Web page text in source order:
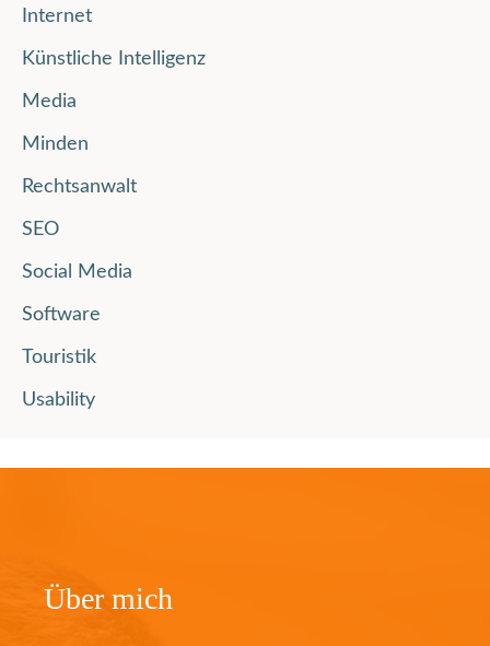
Internet
Künstliche Intelligenz
Media
Minden
Rechtsanwalt
SEO
Social Media
Software
Touristik
Usability
Über mich